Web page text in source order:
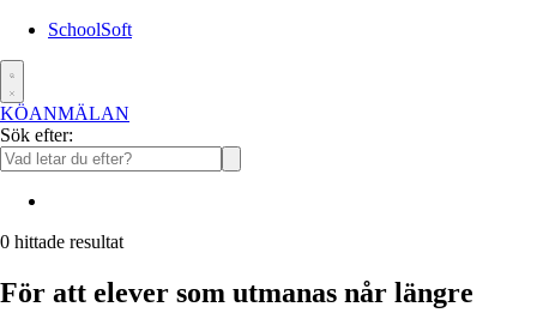
SchoolSoft
KÖANMÄLAN
Sök efter:
0 hittade resultat
För att elever som utmanas når längre